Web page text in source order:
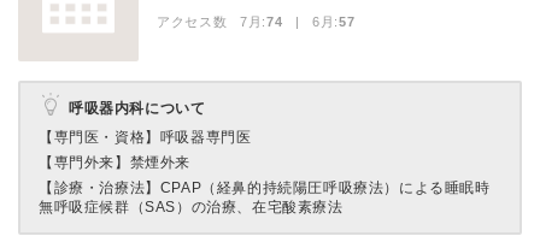
アクセス数 7月:74 | 6月:57
呼吸器内科について
【専門医・資格】 呼吸器専門医
【専門外来】 禁煙外来
【診療・治療法】 CPAP（経鼻的持続陽圧呼吸療法）による睡眠時
無呼吸症候群（SAS）の治療、在宅酸素療法